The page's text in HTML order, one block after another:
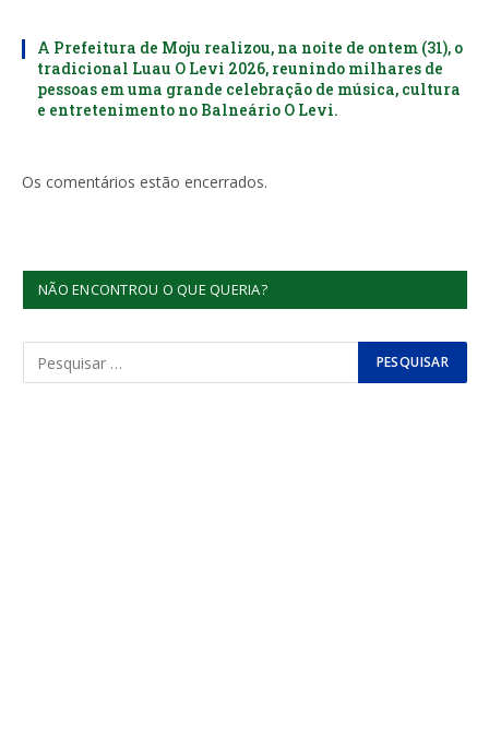
A Prefeitura de Moju realizou, na noite de ontem (31), o
tradicional Luau O Levi 2026, reunindo milhares de
pessoas em uma grande celebração de música, cultura
e entretenimento no Balneário O Levi.
Os comentários estão encerrados.
NÃO ENCONTROU O QUE QUERIA?